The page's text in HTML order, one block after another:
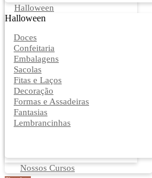
Halloween
Halloween
Doces
Confeitaria
Embalagens
Sacolas
Fitas e Laços
Decoração
Formas e Assadeiras
Fantasias
Lembrancinhas
Nossos Cursos